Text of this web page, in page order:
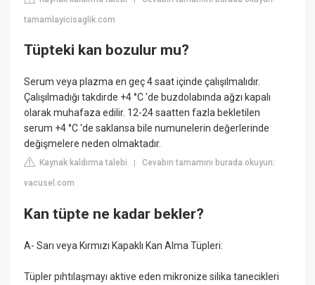
tamamlayicisaglik.com
Tüpteki kan bozulur mu?
Serum veya plazma en geç 4 saat içinde çalışılmalıdır.
Çalışılmadığı takdirde +4 °C 'de buzdolabında ağzı kapalı
olarak muhafaza edilir. 12-24 saatten fazla bekletilen
serum +4 °C 'de saklansa bile numunelerin değerlerinde
değişmelere neden olmaktadır.
Kaynak kaldırma talebi |Cevabın tamamını burada okuyun:
vacusel.com
Kan tüpte ne kadar bekler?
A- Sarı veya Kırmızı Kapaklı Kan Alma Tüpleri:
Tüpler pıhtılaşmayı aktive eden mikronize silika tanecikleri